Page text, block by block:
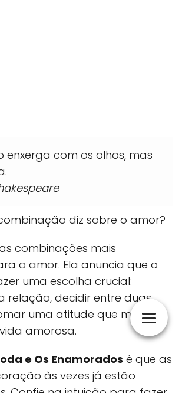
enxerga com os olhos, mas
diz sobre o amor?
combinações mais
o amor. Ela anuncia que o
uma escolha crucial:
relação, decidir entre duas
uma atitude que muda o
amorosa.
e Os Enamorados é que as
às vezes já estão